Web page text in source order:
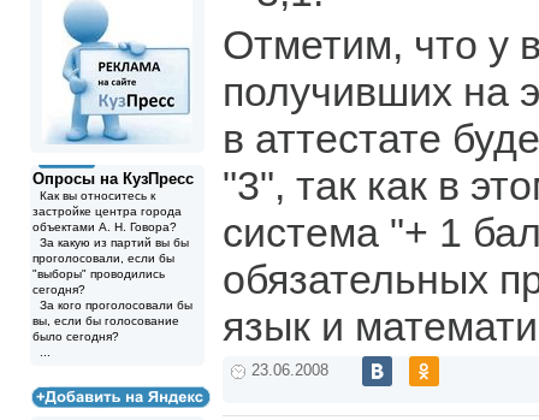
Опросы на КузПресс
Как вы относитесь к
застройке центра города
объектами А. Н. Говора?
За какую из партий вы бы
проголосовали, если бы
"выборы" проводились
сегодня?
За кого проголосовали бы
вы, если бы голосование
было сегодня?
Отметим, что у
получивших на
в аттестате
"3", так как в
система "+ 1
обязательных
язык и
23.06.2008